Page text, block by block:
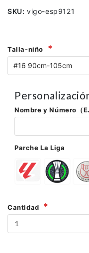
SKU: vigo-esp9121
Talla-niño
Nombre y Número（
Parche La Liga
Cantidad